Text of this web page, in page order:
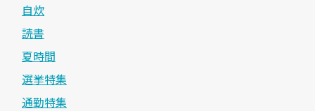
自炊
読書
夏時間
選挙特集
通勤特集